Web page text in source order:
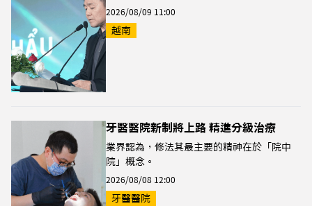
2026/08/09 11:00
越南
牙醫醫院新制將上路 精進分級治療
業界認為，修法其最主要的精神在於「院中
院」概念。
2026/08/08 12:00
牙醫醫院